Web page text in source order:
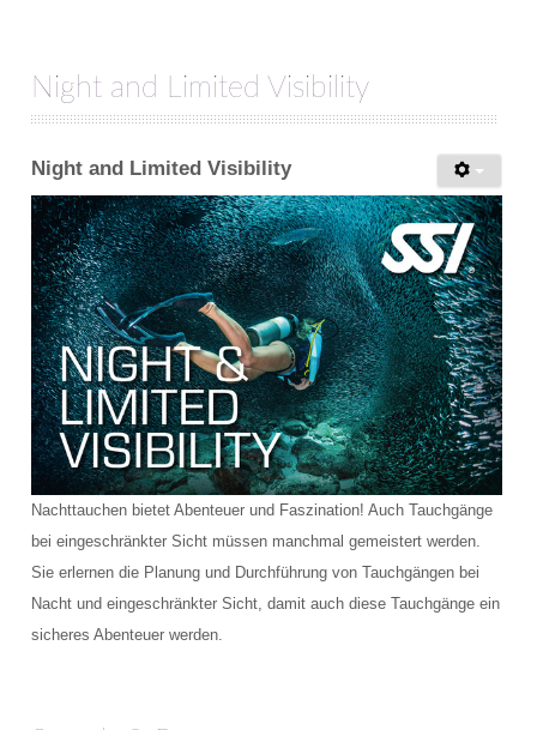
Night and Limited Visibility
Night and Limited Visibility
Nachttauchen bietet Abenteuer und Faszination! Auch Tauchgänge
bei eingeschränkter Sicht müssen manchmal gemeistert werden.
Sie erlernen die Planung und Durchführung von Tauchgängen bei
Nacht und eingeschränkter Sicht, damit auch diese Tauchgänge ein
sicheres Abenteuer werden.